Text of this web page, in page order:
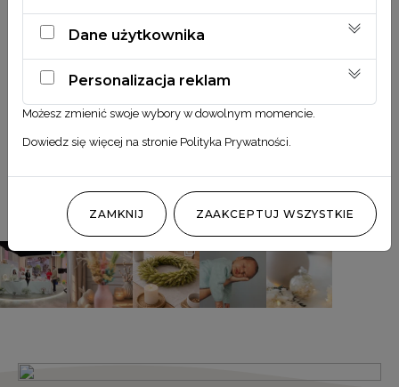
Zobacz również
Dane użytkownika
Personalizacja reklam
Możesz zmienić swoje wybory w dowolnym momencie.
Dowiedz się więcej na stronie Polityka Prywatności
ZAMKNIJ ZAAKCEPTUJ WSZYSTKIE